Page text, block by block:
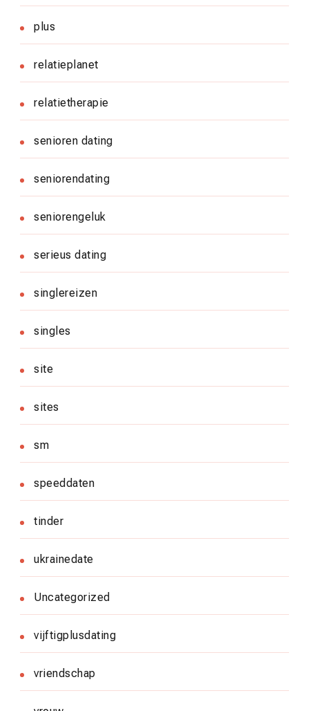
plus
relatieplanet
relatietherapie
senioren dating
seniorendating
seniorengeluk
serieus dating
singlereizen
singles
site
sites
sm
speeddaten
tinder
ukrainedate
Uncategorized
vijftigplusdating
vriendschap